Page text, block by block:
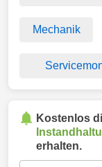
Mechanik
Kostenlos
erhalten.